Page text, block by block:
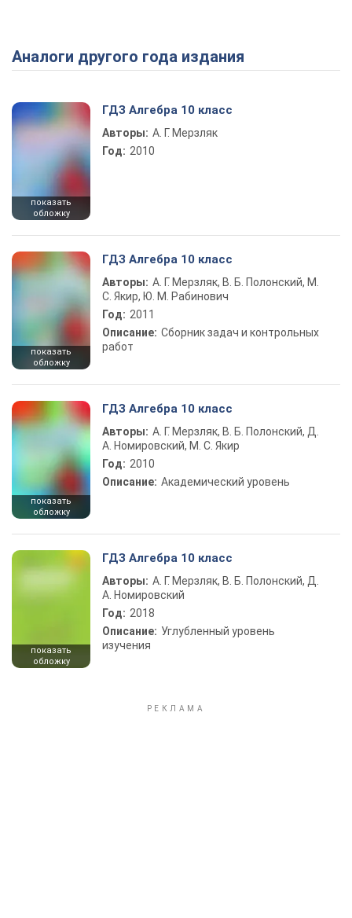
Play Video
Аналоги другого года издания
показать
обложку
ГДЗ Алгебра 10 класс
Авторы: А. Г. Мерзляк
Год: 2010
показать
обложку
ГДЗ Алгебра 10 класс
Авторы: А. Г. Мерзляк, В. Б. Полонский, М.
С. Якир, Ю. М. Рабинович
Год: 2011
Описание: Сборник задач и контрольных
работ
показать
обложку
ГДЗ Алгебра 10 класс
Авторы: А. Г. Мерзляк, В. Б. Полонский, Д.
А. Номировский, М. С. Якир
Год: 2010
Описание: Академический уровень
показать
обложку
ГДЗ Алгебра 10 класс
Авторы: А. Г. Мерзляк, В. Б. Полонский, Д.
А. Номировский
Год: 2018
Описание: Углубленный уровень
изучения